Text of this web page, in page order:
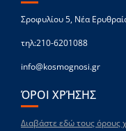
Σροφυλίου 5, Νέα
τηλ:210-6201088
info@kosmognosi.gr
ΌΡΟΙ ΧΡΉΣΗΣ
Διαβάστε εδώ τους όρους